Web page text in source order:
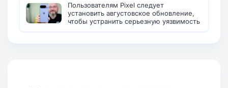
Пользователям Pixel следует
установить августовское обновление,
чтобы устранить серьезную уязвимость